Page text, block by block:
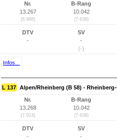
Nr.
13.267
(6.988)
B-Rang
10.042
(7.638)
DTV
-
SV
-
(-)
Infos...
L 137 Alpen/Rheinberg (B 58) -
Nr.
13.268
(7.014)
B-Rang
10.042
(7.638)
DTV
-
SV
-